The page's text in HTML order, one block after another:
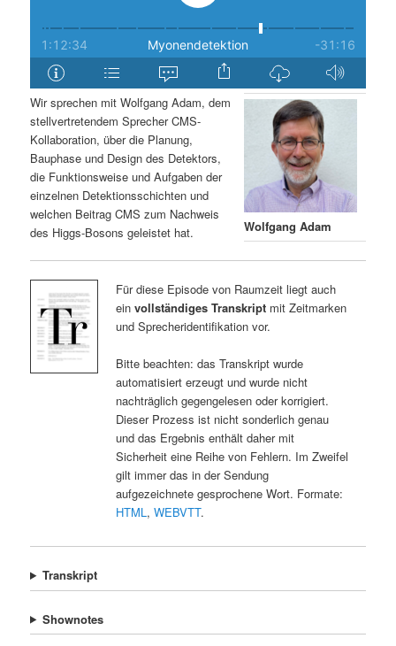
n
g
e
n
r
i
n
g
e
Wolfgang Adam
Wir sprechen mit Wolfgang Adam, dem
stellvertretendem Sprecher CMS-
Kollaboration, über die Planung,
Bauphase und Design des Detektors,
die Funktionsweise und Aufgaben der
einzelnen Detektionsschichten und
welchen Beitrag CMS zum Nachweis
des Higgs-Bosons geleistet hat.
Für diese Episode von Raumzeit liegt auch
ein vollständiges Transkriptmit Zeitmarken
und Sprecheridentifikation vor.
Bitte beachten: das Transkript wurde
automatisiert erzeugt und wurde nicht
nachträglich gegengelesen oder korrigiert.
Dieser Prozess ist nicht sonderlich genau
und das Ergebnis enthält daher mit
Sicherheit eine Reihe von Fehlern. Im Zweifel
gilt immer das in der Sendung
aufgezeichnete gesprochene Wort. Formate:
HTML, WEBVTT.
Transkript
Shownotes